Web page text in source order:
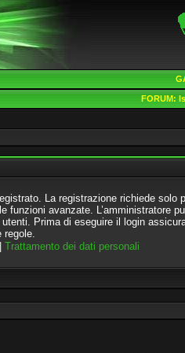
FORUM:
La registrazione richiede solo
funzioni avanzate. L’amministratore
Prima di eseguire il login
regole.
Trattamento dei dati personali